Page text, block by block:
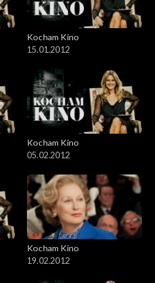
Kocham Kino
15.01.2012
Kocham Kino
05.02.2012
Kocham Kino
19.02.2012